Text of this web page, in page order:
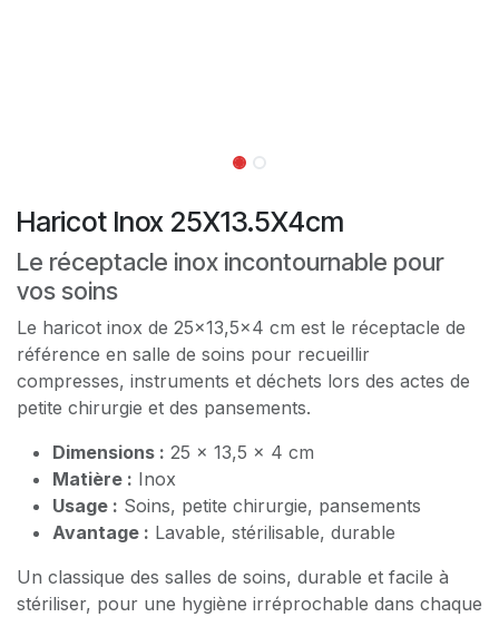
Haricot Inox 25X13.5X4cm
Le réceptacle inox incontournable pour
vos soins
Le haricot inox de 25x13,5x4 cm est le réceptacle de
référence en salle de soins pour recueillir
compresses, instruments et déchets lors des actes de
petite chirurgie et des pansements.
Dimensions : 25 x 13,5 x 4 cm
Matière : Inox
Usage : Soins, petite chirurgie, pansements
Avantage : Lavable, stérilisable, durable
Un classique des salles de soins, durable et facile à
stériliser, pour une hygiène irréprochable dans chaque